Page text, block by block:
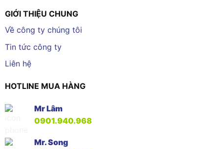
GIỚI THIỆU CHUNG
Về công ty chúng tôi
Tin tức công ty
Liên hệ
HOTLINE MUA HÀNG
Mr Lâm
0901.940.968
Mr. Song